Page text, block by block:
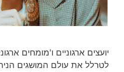
יועצים ארגוניים ו'מומחים
לטרלל את עולם המושגים